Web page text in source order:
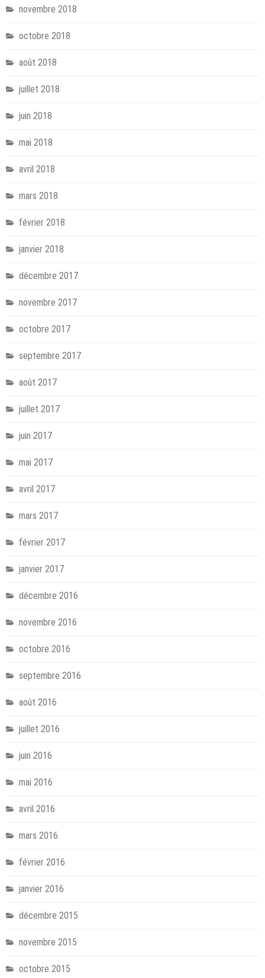
novembre 2018
octobre 2018
août 2018
juillet 2018
juin 2018
mai 2018
avril 2018
mars 2018
février 2018
janvier 2018
décembre 2017
novembre 2017
octobre 2017
septembre 2017
août 2017
juillet 2017
juin 2017
mai 2017
avril 2017
mars 2017
février 2017
janvier 2017
décembre 2016
novembre 2016
octobre 2016
septembre 2016
août 2016
juillet 2016
juin 2016
mai 2016
avril 2016
mars 2016
février 2016
janvier 2016
décembre 2015
novembre 2015
octobre 2015